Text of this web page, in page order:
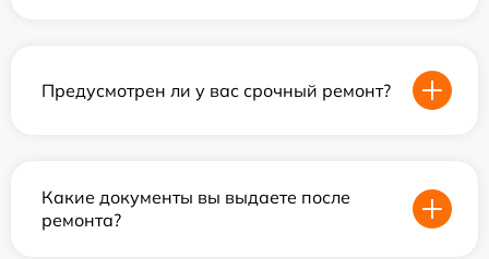
Предусмотрен ли у вас срочный ремонт?
Какие документы вы выдаете после
ремонта?